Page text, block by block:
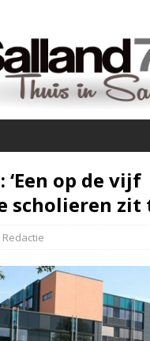
‘Een op de vijf
scholieren zit
Redactie